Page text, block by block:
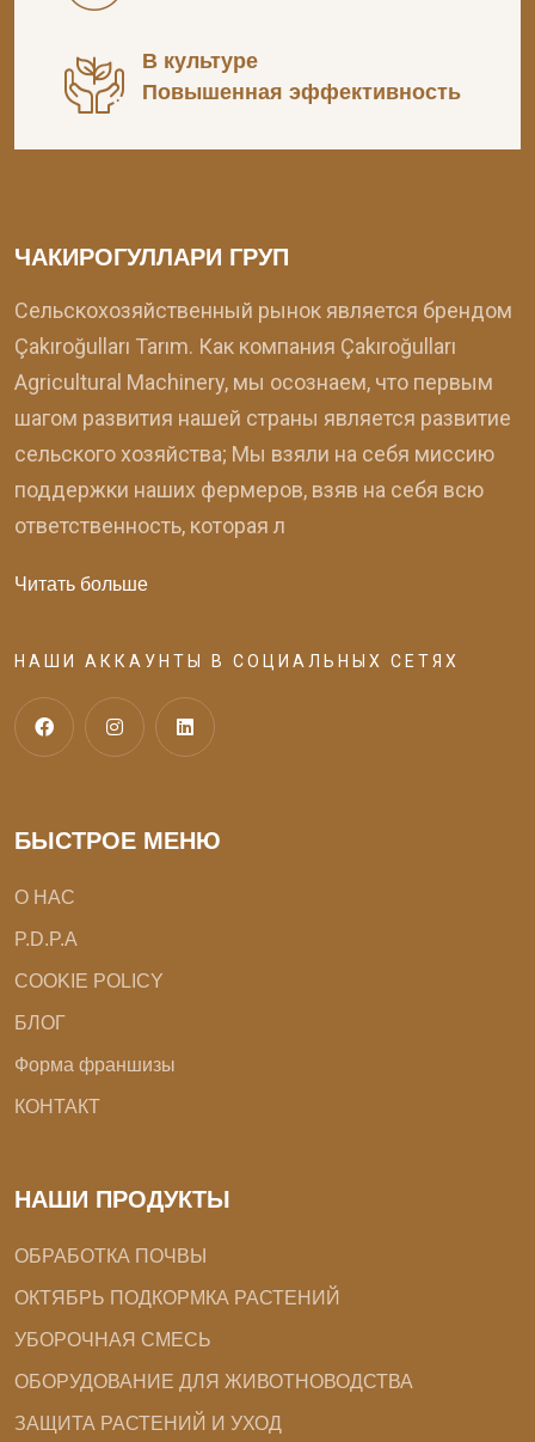
В культуре
Повышенная эффективность
ЧАКИРОГУЛЛАРИ ГРУП
Сельскохозяйственный рынок является брендом
Çakıroğulları Tarım. Как компания Çakıroğulları
Agricultural Machinery, мы осознаем, что первым
шагом развития нашей страны является развитие
сельского хозяйства; Мы взяли на себя миссию
поддержки наших фермеров, взяв на себя всю
ответственность, которая л
Читать больше
НАШИ АККАУНТЫ В СОЦИАЛЬНЫХ СЕТЯХ
БЫСТРОЕ МЕНЮ
О НАС
P.D.P.A
COOKIE POLICY
БЛОГ
Форма франшизы
КОНТАКТ
НАШИ ПРОДУКТЫ
ОБРАБОТКА ПОЧВЫ
ОКТЯБРЬ ПОДКОРМКА РАСТЕНИЙ
УБОРОЧНАЯ СМЕСЬ
ОБОРУДОВАНИЕ ДЛЯ ЖИВОТНОВОДСТВА
ЗАЩИТА РАСТЕНИЙ И УХОД